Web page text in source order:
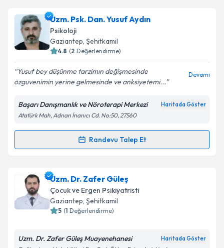
Psk. Gökhan Bingöliçin randevu takvimi talebi
oluşturun. Size bu uzmandan randevu almanız için bir
takvim hazırlandığında e-posta ile bilgilendireceğiz.
Kişisel verilerimin işlenmesine ilişkin
Aydınlatma
Metni'ni okudum ve kişisel verilerimin belirtilen
kapsamda işlenmesini kabul ediyorum.
Uzm. Psk. Dan. Yusuf Aydın
Psikoloji
Gaziantep, Şehitkamil
4.8 (2 Değerlendirme)
Yusuf bey düşünme tarzimın değişmesinde
özguvenimin yerine gelmesinde ve anksiyetemi...
Devamı
Başarı Danışmanlık ve Nöroterapi Merkezi Haritada Göster
Atatürk Mah, Adnan İnanıcı Cd. No:50, 27560
Randevu Talep Et
Randevu Takvimi Talebi
Uzm. Psk. Dan. Yusuf Aydıniçin randevu takvimi
talebi oluşturun. Size bu uzmandan randevu almanız
için bir takvim hazırlandığında e-posta ile
bilgilendireceğiz.
Uzm. Dr. Zafer Güleş
Çocuk ve Ergen Psikiyatristi
Gaziantep, Şehitkamil
5 (1 Değerlendirme)
Uzm. Dr. Zafer Güleş Muayenehanesi Haritada Göster